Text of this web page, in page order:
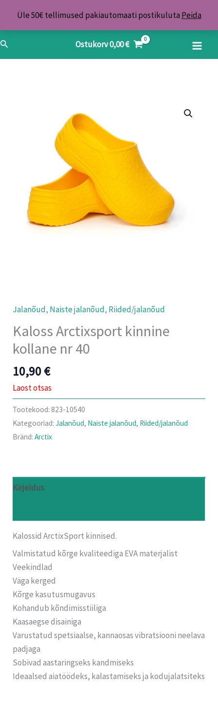
Üle 50€ tellimused pakiautomaati postikuluta Peida
content
Search Ostukorv0,00€
Jalanõud, Naiste jalanõud, Riided/jalanõud
Kaloss Arctixsport kinnine
kollane nr 40
10,90€
Laost otsas
Tootekood:823-10540
Kategooriad:Jalanõud, Naiste jalanõud, Riided/jalanõud
Bränd:Arctix
Kirjeldus
Kalossid ArctixSport kinnised.
Valmistatud kõrge kvaliteediga EVA materjalist
Veekindlad
Väga kerged
Kõrge kasutusmugavus
Kohandub kõndimisstiiliga
Kaasaegse disainiga
Varustatud spetsiaalse, kannaosas vibratsiooni neelava
padjaga
Sobivad aastaringseks kandmiseks
Ideaalsed aiatöödeks, kalastamiseks ja kodujalatsiteks